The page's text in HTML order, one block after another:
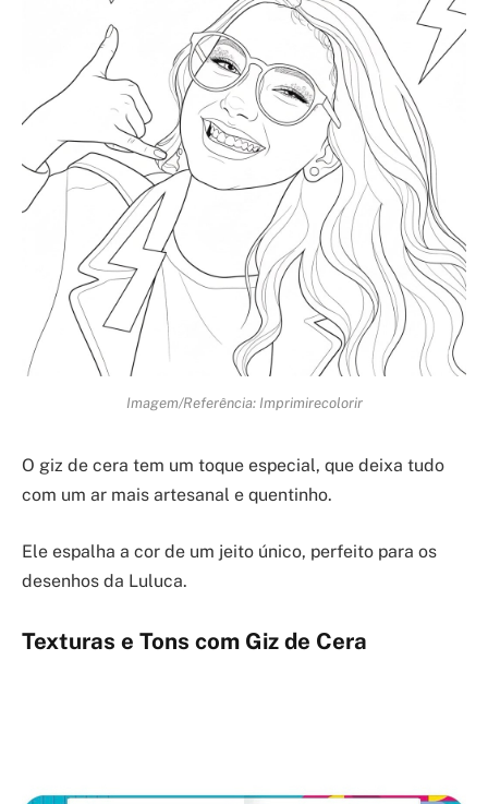
Imagem/Referência: Imprimirecolorir
O giz de cera tem um toque especial, que deixa tudo
com um ar mais artesanal e quentinho.
Ele espalha a cor de um jeito único, perfeito para os
desenhos da Luluca.
Texturas e Tons com Giz de Cera